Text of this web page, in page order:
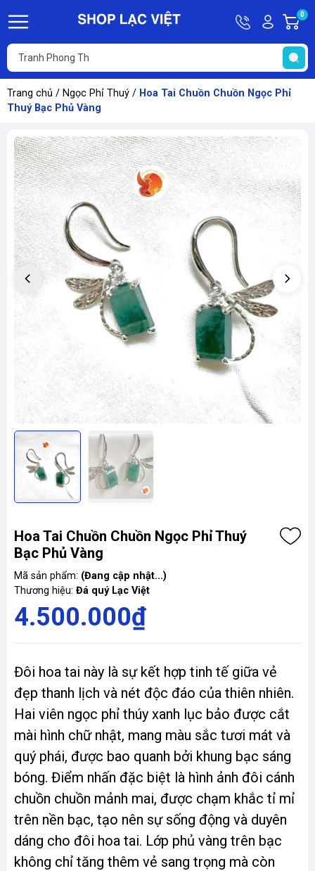
HotlineTài
khoản
Hello,
Khách
0
Trang chủ / Ngọc Phỉ Thuý / Hoa Tai Chuồn Chuồn Ngọc Phỉ
Thuý Bạc Phủ Vàng
Hoa Tai Chuồn Chuồn Ngọc Phỉ Thuý
Bạc Phủ Vàng
Mã sản phẩm: (Đang cập nhật...)
Thương hiệu: Đá quý Lạc Việt
4.500.000₫
Đôi hoa tai này là sự kết hợp tinh tế giữa vẻ
đẹp thanh lịch và nét độc đáo của thiên nhiên.
Hai viên ngọc phỉ thúy xanh lục bảo được cắt
mài hình chữ nhật, mang màu sắc tươi mát và
quý phái, được bao quanh bởi khung bạc sáng
bóng. Điểm nhấn đặc biệt là hình ảnh đôi cánh
chuồn chuồn mảnh mai, được chạm khắc tỉ mỉ
trên nền bạc, tạo nên sự sống động và duyên
dáng cho đôi hoa tai. Lớp phủ vàng trên bạc
không chỉ tăng thêm vẻ sang trọng mà còn